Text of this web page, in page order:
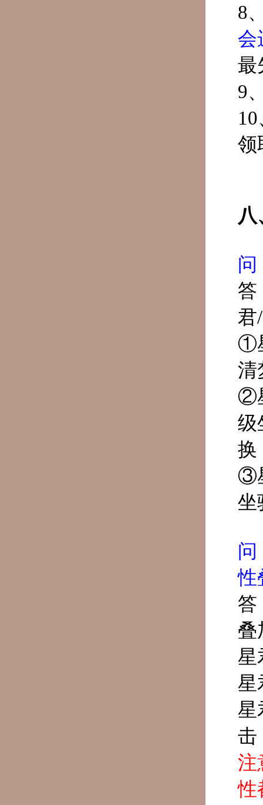
8
会
最
9
领
八
问
答
君
①
清
②
级
换
③
坐
问
性
答
叠
星
星
星
击
注
性